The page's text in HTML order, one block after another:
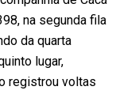
na segunda fila
da quarta
lugar,
registrou voltas